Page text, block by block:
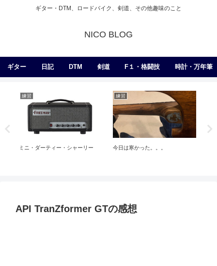
ギター・DTM、ロードバイク、剣道、その他趣味のこと
NICO BLOG
ギター 日記 DTM 剣道 F１・格闘技 時計・万年筆
練習
ミニ・ダーティー・シャーリー
練習
今日は寒かった。。。
API TranZformer GTの感想